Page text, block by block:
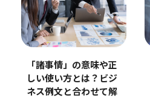
「諸事情」の意味や正
しい使い方とは？ビジ
ネス例文と合わせて解